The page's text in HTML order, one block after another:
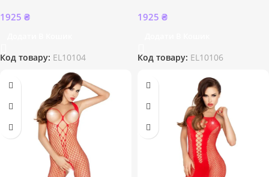
1925 ₴
Код товару: EL10104
1925 ₴
Код товару: EL10106